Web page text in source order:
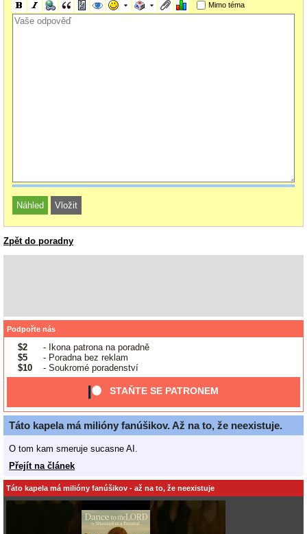
Mimo téma
Zpět do poradny
Podpořte nás
$2
- Ikona patrona na poradně
$5
- Poradna bez reklam
$10
- Soukromé poradenství
STAŇTE SE PATRONEM
Táto kapela má milióny fanúšikov. Až na to, že neexistuje.
O tom kam smeruje sucasne AI.
Přejít na článek
Táto kapela má milióny fanúšikov - až na to, že neexistuje